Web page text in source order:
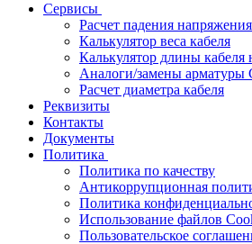
Сервисы
Расчет падения
Калькулятор веса кабеля
Калькулятор длины кабеля
Аналоги/замены
Расчет диаметра кабеля
Реквизиты
Контакты
Документы
Политика
Политика по качеству
Антикоррупционная
Политика
Использование файлов
Пользовательское